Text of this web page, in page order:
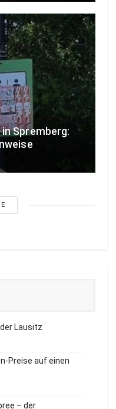
Spremberg:
Lausitz
Preise auf einen
– der